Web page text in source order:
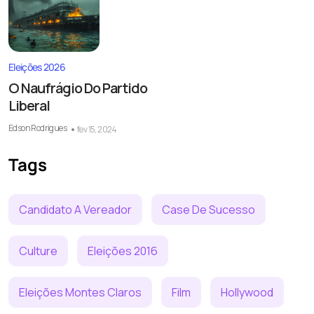
Eleições 2026
O Naufrágio Do Partido
Liberal
Edson Rodrigues fev 15, 2024
Tags
Candidato A Vereador Case De Sucesso
Culture Eleições 2016
Eleições Montes Claros Film Hollywood